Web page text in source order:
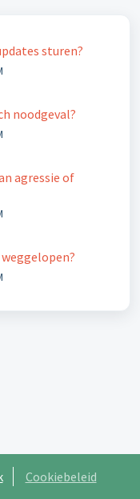
sturen?
noodgeval?
agressie of
Cookiebeleid